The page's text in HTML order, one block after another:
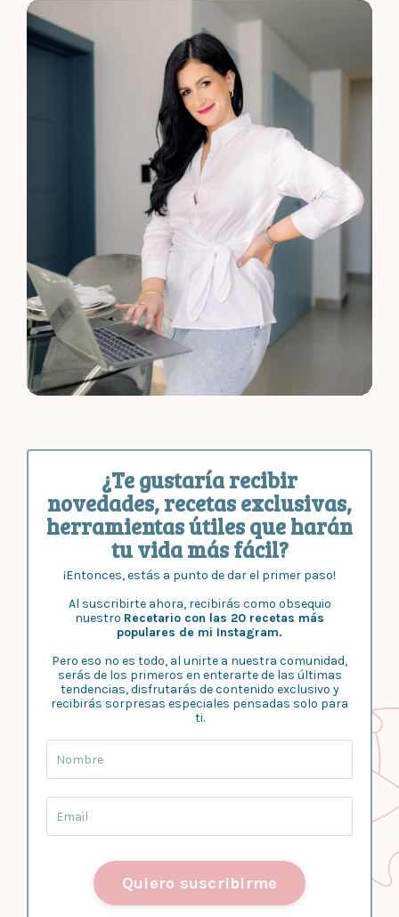
¿Te gustaría recibir
novedades, recetas exclusivas,
herramientas útiles que harán
tu vida más fácil?
¡Entonces, estás a punto de dar el primer paso!
Al suscribirte ahora, recibirás como obsequio
nuestro Recetario con las 20 recetas más
populares de mi Instagram.
Pero eso no es todo, al unirte a nuestra comunidad,
serás de los primeros en enterarte de las últimas
tendencias, disfrutarás de contenido exclusivo y
recibirás sorpresas especiales pensadas solo para
ti.
Quiero suscribirme